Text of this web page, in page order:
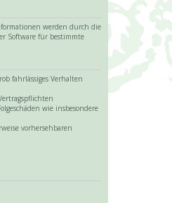
werden durch die
Software für bestimmte
fahrlässiges Verhalten
wie insbesondere
vorhersehbaren